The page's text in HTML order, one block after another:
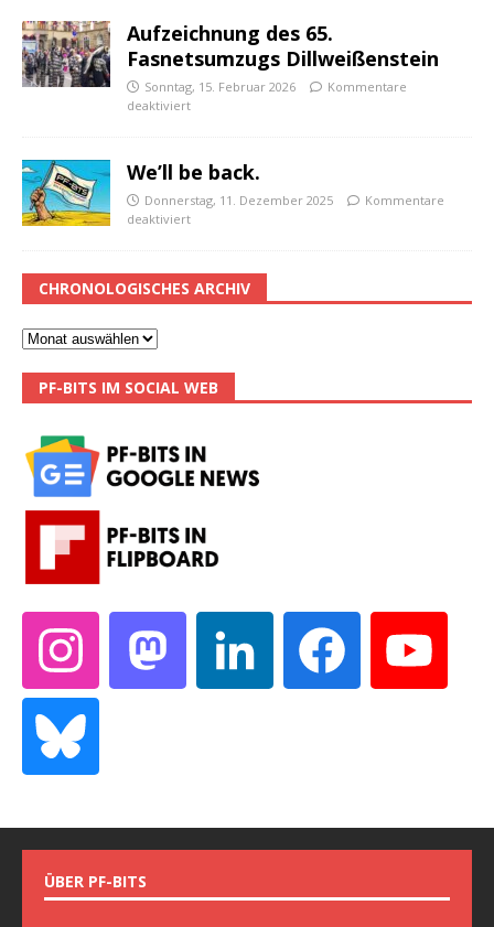
Aufzeichnung des 65.
Fasnetsumzugs Dillweißenstein
Sonntag, 15. Februar 2026
Kommentare
deaktiviert
We’ll be back.
Donnerstag, 11. Dezember 2025
Kommentare
deaktiviert
CHRONOLOGISCHES ARCHIV
PF-BITS IM SOCIAL WEB
ÜBER PF-BITS